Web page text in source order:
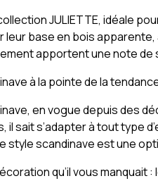
JULIETTE, idéale
leur base en bois
apportent une note de
à la pointe de la
en vogue depuis des
il sait s’adapter à tout type
style scandinave est une
qu’il vous manquait